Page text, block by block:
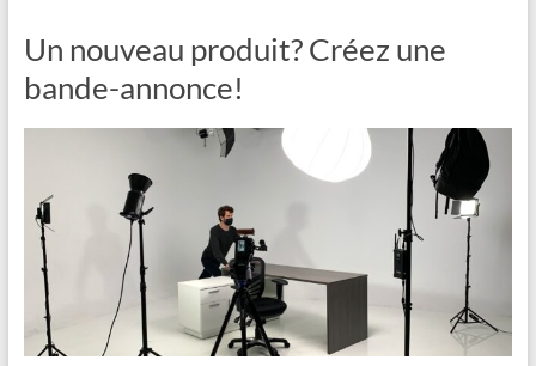
Un nouveau produit? Créez une
bande-annonce!